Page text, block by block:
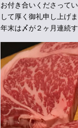
お付き合いくださって
して厚く御礼申し上げま
年末は〆が２ヶ月連続